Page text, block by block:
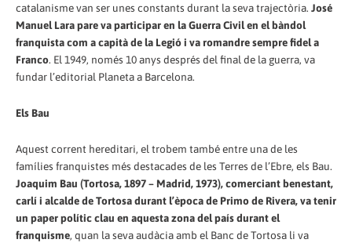
catalanisme van ser unes constants durant la seva trajectòria. José
Manuel Lara pare va participar en la Guerra Civil en el bàndol
franquista com a capità de la Legió i va romandre sempre fidel a
Franco. El 1949, només 10 anys després del final de la guerra, va
fundar l’editorial Planeta a Barcelona.
Els Bau
Aquest corrent hereditari, el trobem també entre una de les
famílies franquistes més destacades de les Terres de l’Ebre, els Bau.
Joaquim Bau (Tortosa, 1897 – Madrid, 1973), comerciant benestant,
carlí i alcalde de Tortosa durant l’època de Primo de Rivera, va tenir
un paper polític clau en aquesta zona del país durant el
franquisme, quan la seva audàcia amb el Banc de Tortosa li va